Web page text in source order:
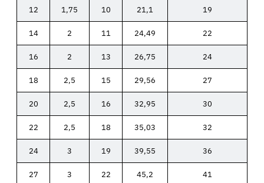
12 1,75 10 21,1 19
14 2 11 24,49 22
16 2 13 26,75 24
18 2,5 15 29,56 27
20 2,5 16 32,95 30
22 2,5 18 35,03 32
24 3 19 39,55 36
27 3 22 45,2 41